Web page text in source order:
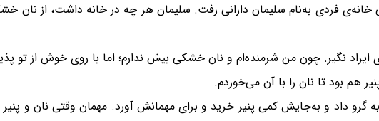
خانه‌ی فردی به‌نام سلیمان دارانی رفت. سلیمان هر چه در خانه داشت، از
ایراد نگیر. چون من شرمنده‌ام و نان خشکی بیش ندارم؛ اما با روی خوش از تو
هم بود تا نان را با آن می‌خوردم.
گرو داد و به‌جایش کمی پنیر خرید و برای مهمانش آورد. مهمان وقتی نان و